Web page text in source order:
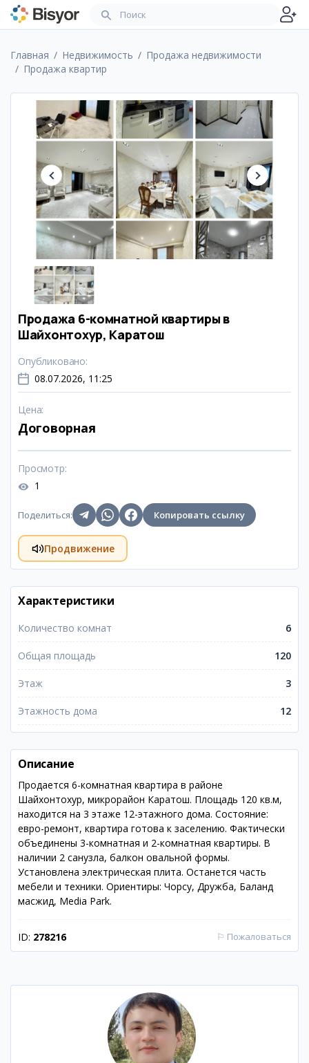
Главная Недвижимость
Продажа недвижимости
Продажа квартир
Продажа 6-комнатной квартиры в
Шайхонтохур, Каратош
Опубликовано:
08.07.2026, 11:25
Цена:
Договорная
Просмотр:
1
Поделиться: Копировать ссылку
Продвижение
Характеристики
Количество комнат 6
Общая площадь 120
Этаж 3
Этажность дома 12
Описание
Продается 6-комнатная квартира в районе
Шайхонтохур, микрорайон Каратош. Площадь 120 кв.м,
находится на 3 этаже 12-этажного дома. Состояние:
евро-ремонт, квартира готова к заселению. Фактически
объединены 3-комнатная и 2-комнатная квартиры. В
наличии 2 санузла, балкон овальной формы.
Установлена электрическая плита. Останется часть
мебели и техники. Ориентиры: Чорсу, Дружба, Баланд
масжид, Media Park.
ID: 278216 ⚐ Пожаловаться